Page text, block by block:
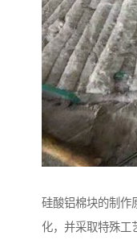
硅酸铝棉块的制作
化，并采取特殊工